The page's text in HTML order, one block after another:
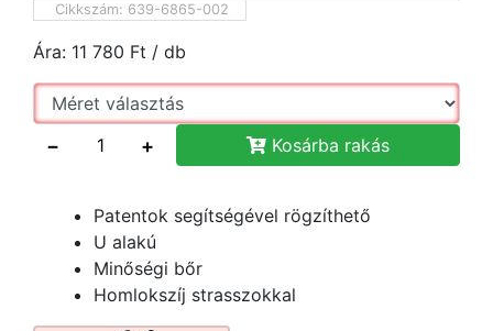
Cikkszám: 639-6865-002
Ára: 11 780 Ft / db
− + Kosárba rakás
Patentok segítségével rögzíthető
U alakú
Minőségi bőr
Homlokszíj strasszokkal